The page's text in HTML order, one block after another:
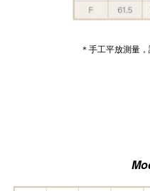
＊手工平放測量